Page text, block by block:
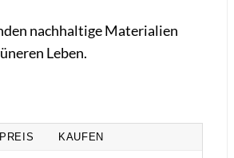
nachhaltige Materialien
Leben.
PREIS KAUFEN